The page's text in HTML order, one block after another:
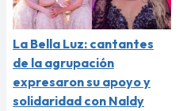
La Bella Luz: cantantes
de la agrupación
expresaron su apoyo y
solidaridad con Naldy